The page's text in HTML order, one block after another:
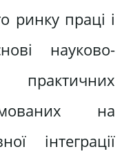
ринку праці і
науково-
на
інтеграції